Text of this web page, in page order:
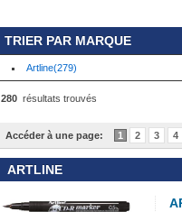
TRIER PAR MARQUE
Artline(279)
280 résultats trouvés
Accéder à une page: 1 2 3 4
ARTLINE